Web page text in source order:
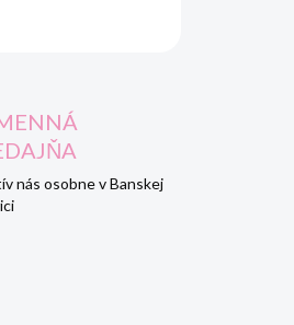
nás osobne v Banskej